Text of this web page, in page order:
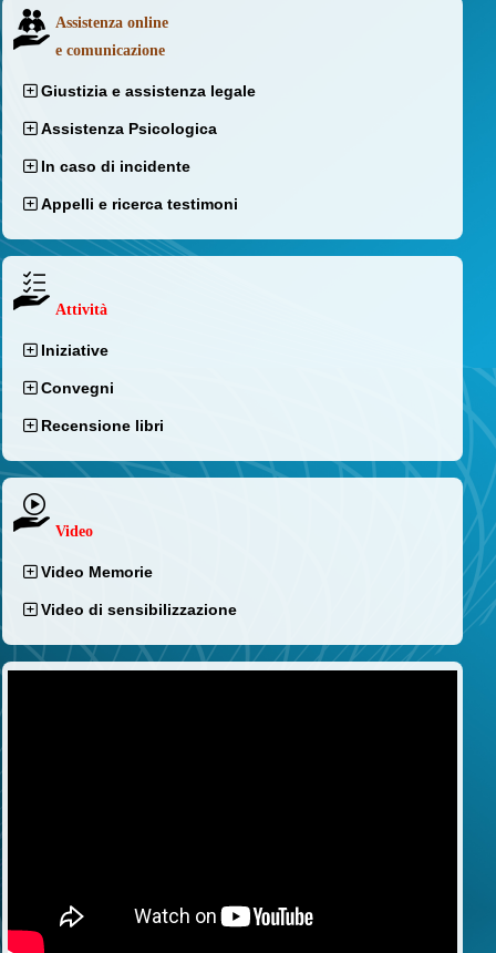
Assistenza online
e comunicazione
Giustizia e assistenza legale
Assistenza Psicologica
In caso di incidente
Appelli e ricerca testimoni
Attività
Iniziative
Convegni
Recensione libri
Video
Video Memorie
Video di sensibilizzazione